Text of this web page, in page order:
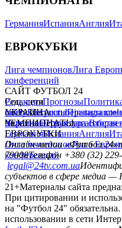
главная
матч-центр
прогнозы
футбол +
Избранное
САЙТ ФУТБОЛ 24